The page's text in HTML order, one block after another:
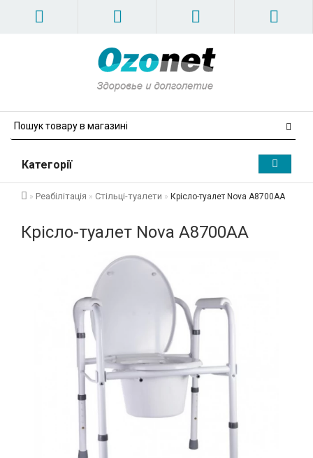
Категорії
Реабілітація Стільці-туалети Крісло-туалет Nova A8700AA
Крісло-туалет Nova A8700AA